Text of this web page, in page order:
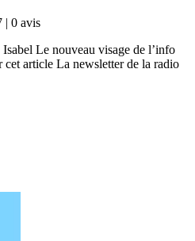
| 0 avis
Le nouveau visage de l’info
cet article La newsletter de la radio